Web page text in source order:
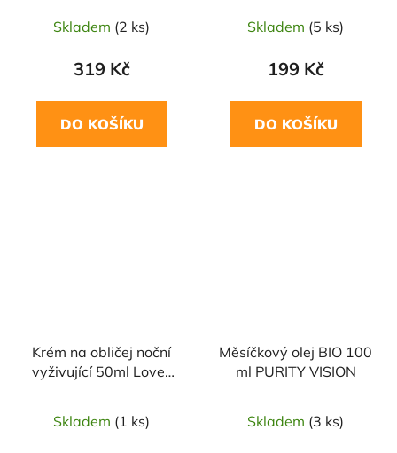
Skladem (2 ks)
319 Kč
DO KOŠÍKU
Skladem (5 ks)
199 Kč
DO KOŠÍKU
Krém na obličej noční
vyživující 50ml Loves
Skladem (1 ks)
Měsíčkový olej BIO 100
ml PURITY VISION
Skladem (3 ks)